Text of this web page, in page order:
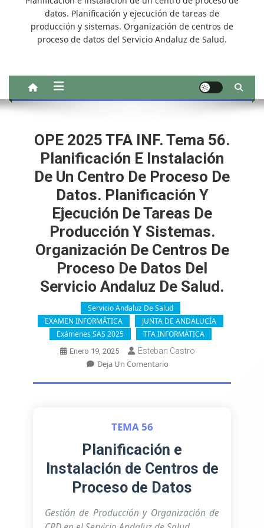
datos. Planificación y ejecución de tareas de
producción y sistemas. Organización de centros de
proceso de datos del Servicio Andaluz de Salud.
OPE 2025 TFA INF. Tema 56.
Planificación E Instalación
De Un Centro De Proceso De
Datos. Planificación Y
Ejecución De Tareas De
Producción Y Sistemas.
Organización De Centros De
Proceso De Datos Del
Servicio Andaluz De Salud.
Servicio Andaluz De Salud
EXAMEN INFORMÁTICA
JUNTA DE ANDALUCÍA
Exámenes SAS 2025
TFA INFORMÁTICA
Enero 19, 2025 Esteban Castro
Deja Un Comentario
2025
Planificación
E
Instalación
De
Un
De
TEMA 56
Planificación e
Instalación de Centros de
Proceso de Datos
Gestión de Producción y Organización de